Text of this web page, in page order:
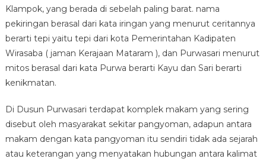
Klampok, yang berada di sebelah paling barat. nama
pekiringan berasal dari kata iringan yang menurut ceritannya
berarti tepi yaitu tepi dari kota Pemerintahan Kadipaten
Wirasaba ( jaman Kerajaan Mataram ), dan Purwasari menurut
mitos berasal dari kata Purwa berarti Kayu dan Sari berarti
kenikmatan.
Di Dusun Purwasari terdapat komplek makam yang sering
disebut oleh masyarakat sekitar pangyoman, adapun antara
makam dengan kata pangyoman itu sendiri tidak ada sejarah
atau keterangan yang menyatakan hubungan antara kalimat